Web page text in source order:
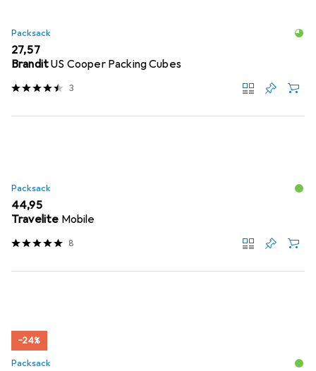
Packsack
EUR
27,57
BranditUS Cooper Packing Cubes
3
Packsack
EUR
44,95
Travelite Mobile
8
−24%
Packsack